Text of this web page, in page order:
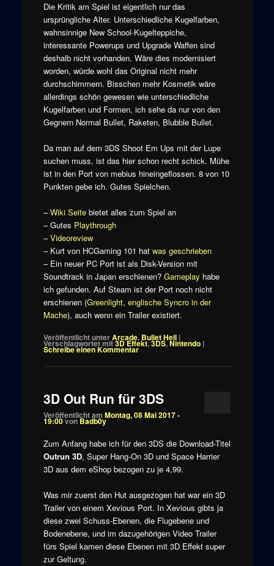
Die Kritik am Spiel ist eigentlich nur das
ursprüngliche Alter. Unterschiedliche Kugelfarben,
wahnsinnige New School-Kugelteppiche,
interessante Powerups und Upgrade Waffen sind
deshalb nicht vorhanden. Wäre dies modernisiert
worden, würde wohl das Original nicht mehr
durchschimmern. Bisschen mehr Kosmetik wäre
allerdings schön gewesen wie unterschiedliche
Kugelfarben und Formen, ich sehe da nur von den
Gegnern Normal Bullet, Raketen, Blubble Bullet.
Da man auf dem 3DS Shoot Em Ups mit der Lupe
suchen muss, ist das hier schon recht schick. Mühe
ist in den Port von mebius hineingeflossen. 8 von 10
Punkten gebe ich. Gutes Spielchen.
–Wiki Seitebietet alles zum Spiel an
– Gutes Playthrough
–Videoreview
– Kurt von HCGaming 101 hat was geschrieben
– Ein neuer PC Port ist als Disk-Version mit
Soundtrack in Japan erschienen? Gameplay habe
ich gefunden. Auf Steam ist der Port noch nicht
erschienen (Greenlight, englische Syncro in der
Mache), auch wenn ein Trailer existiert.
Veröffentlicht unterArcade, Bullet Hell |
Verschlagwortet mit3D Effekt,3DS,Nintendo |
Schreibe einen Kommentar
3D Out Run für 3DS
Veröffentlicht am Montag, 08 Mai 2017 -
19:00vonBadb0y
Zum Anfang habe ich für den 3DS die Download-Titel
Outrun 3D, Super Hang-On 3D und Space Harrier
3D aus dem eShop bezogen zu je 4,99.
Was mir zuerst den Hut ausgezogen hat war ein 3D
Trailer von einem Xevious Port. In Xevious gibts ja
diese zwei Schuss-Ebenen, die Flugebene und
Bodenebene, und im dazugehörigen Video Trailer
fürs Spiel kamen diese Ebenen mit 3D Effekt super
zur Geltung.